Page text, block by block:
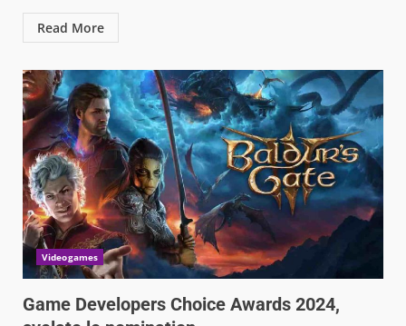
Read More
Videogames
Game Developers Choice Awards 2024,